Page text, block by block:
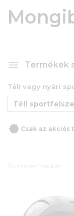
Termékek
Téli vagy nyári
Téli
Csak az akciós